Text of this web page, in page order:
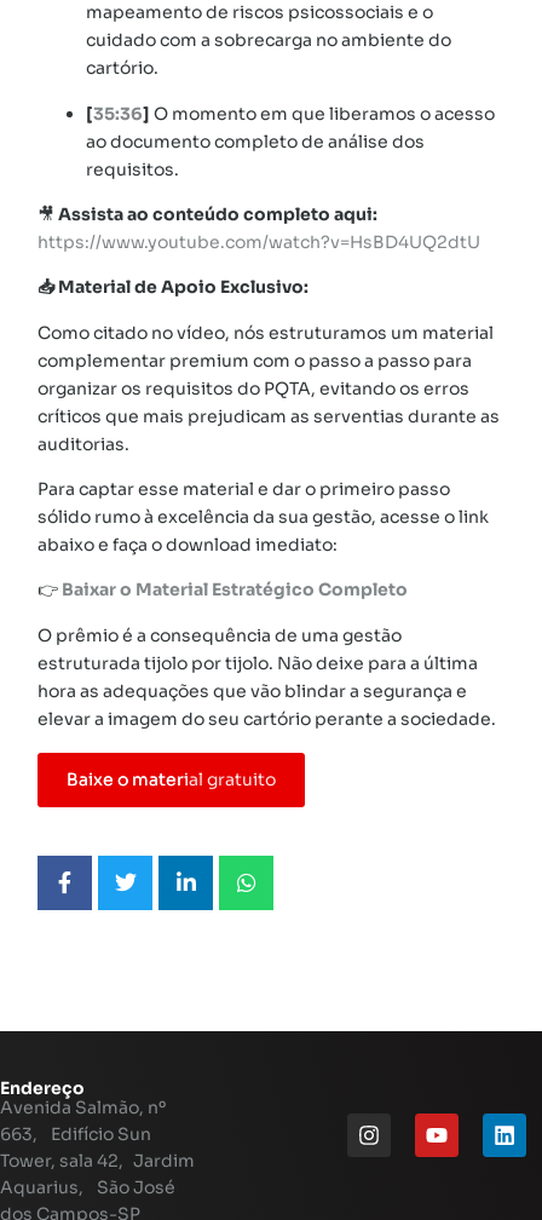
mapeamento de riscos psicossociais e o
cuidado com a sobrecarga no ambiente do
cartório.
[35:36] O momento em que liberamos o acesso
ao documento completo de análise dos
requisitos.
🎥Assista ao conteúdo completo aqui:
https://www.youtube.com/watch?v=HsBD4UQ2dtU
📥 Material de Apoio Exclusivo:
Como citado no vídeo, nós estruturamos um material
complementar premium com o passo a passo para
organizar os requisitos do PQTA, evitando os erros
críticos que mais prejudicam as serventias durante as
auditorias.
Para captar esse material e dar o primeiro passo
sólido rumo à excelência da sua gestão, acesse o link
abaixo e faça o download imediato:
👉 Baixar o Material Estratégico Completo
O prêmio é a consequência de uma gestão
estruturada tijolo por tijolo. Não deixe para a última
hora as adequações que vão blindar a segurança e
elevar a imagem do seu cartório perante a sociedade.
Baixe o material gratuito
Endereço
Avenida Salmão, nº
663, Edifício Sun
Tower, sala 42, Jardim
Aquarius, São José
dos Campos-SP